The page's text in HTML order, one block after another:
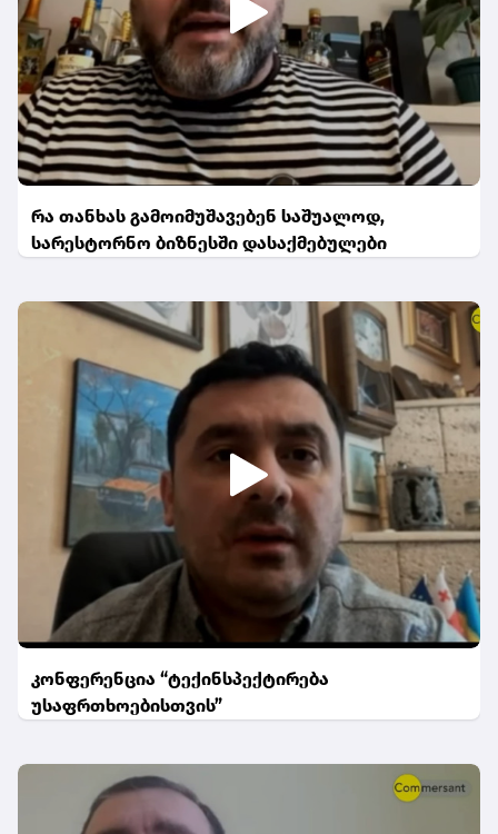
რა თანხას გამოიმუშავებენ საშუალოდ,
სარესტორნო ბიზნესში დასაქმებულები
კონფერენცია “ტექინსპექტირება
უსაფრთხოებისთვის”